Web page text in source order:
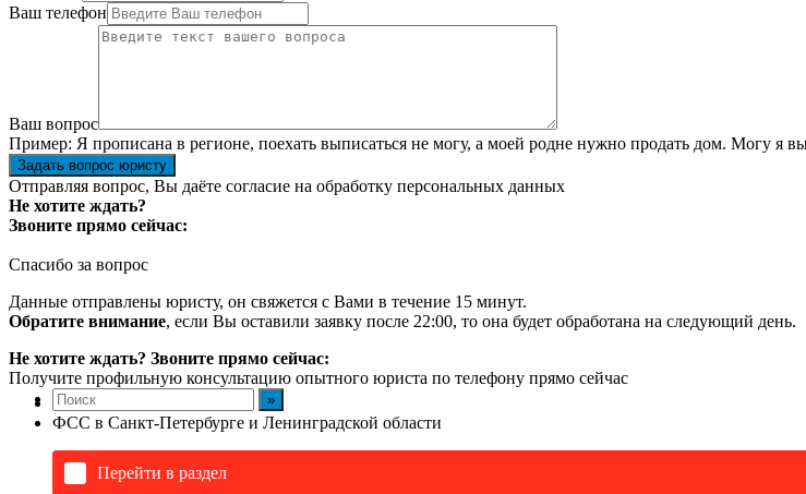
Ваш телефон
Ваш вопрос
Пример: Я прописана в регионе, поехать выписаться не могу, а моей родне нужно продать дом. Могу я
Задать вопрос юристу
Отправляя вопрос, Вы даёте согласие на обработку персональных данных
Не хотите ждать?
Звоните прямо сейчас:
Спасибо за вопрос
Данные отправлены юристу, он свяжется с Вами в течение 15 минут.
Обратите внимание, если Вы оставили заявку после 22:00, то она будет обработана на следующий день.
Не хотите ждать? Звоните прямо сейчас:
Получите профильную консультацию опытного юриста по телефону прямо сейчас
ФСС в Санкт-Петербурге и Ленинградской области
Перейти в раздел